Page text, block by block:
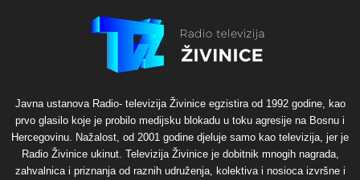
Javna ustanova Radio- televizija Živinice egzistira od 1992 godine, kao
prvo glasilo koje je probilo medijsku blokadu u toku agresije na Bosnu i
Hercegovinu. Nažalost, od 2001 godine djeluje samo kao televizija, jer je
Radio Živinice ukinut. Televizija Živinice je dobitnik mnogih nagrada,
zahvalnica i priznanja od raznih udruženja, kolektiva i nosioca izvršne i